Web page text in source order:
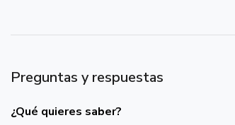
Preguntas y respuestas
¿Qué quieres saber?